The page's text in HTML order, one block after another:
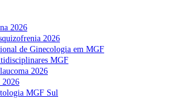
2026
2026
de Ginecologia em MGF
MGF
2026
MGF Sul